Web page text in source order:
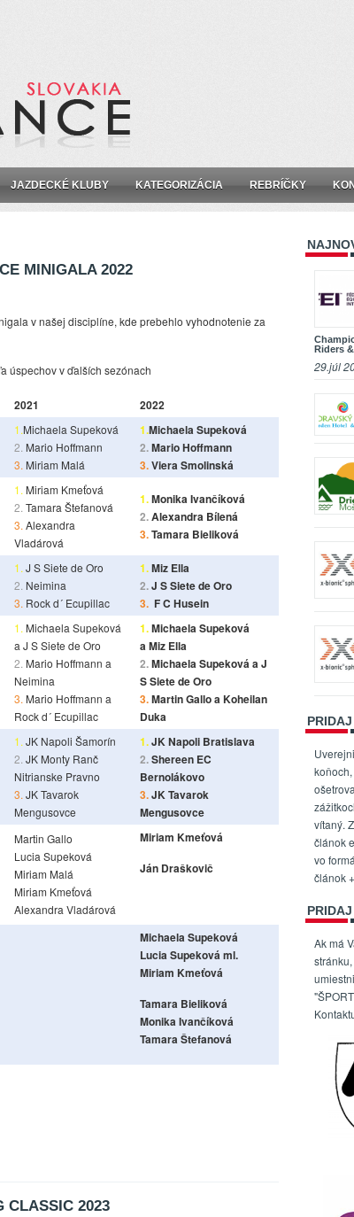
JAZDECKÉ KLUBY KATEGORIZÁCIA REBRÍČKY
MINIGALA 2022
v našej disciplíne, kde prebehlo vyhodnotenie za
úspechov v ďalších sezónach
2021 2022
1.Michaela Supeková
2. Mario Hoffmann
3. Miriam Malá
1.Michaela Supeková
2.Mario Hoffmann
3.Viera Smolinská
1. Miriam Kmeťová
2. Tamara Štefanová
3. Alexandra
Vladárová
1.Monika Ivančíková
2.Alexandra Bílená
3.Tamara Bieliková
1. J S Siete de Oro
2. Neimina
3. Rock d´ Ecupillac
1.Miz Ella
2.J S Siete de Oro
3. F C Husein
1. Michaela Supeková
a J S Siete de Oro
2. Mario Hoffmann a
Neimina
3. Mario Hoffmann a
Rock d´ Ecupillac
1.Michaela Supeková
a Miz Ella
2.Michaela Supeková a J
S Siete de Oro
3.Martin Gallo a Koheilan
Duka
1. JK Napoli Šamorín
2. JK Monty Ranč
Nitrianske Pravno
3. JK Tavarok
Mengusovce
1.JK Napoli Bratislava
2.Shereen EC
Bernolákovo
3.JK Tavarok
Mengusovce
Martin Gallo
Lucia Supeková
Miriam Malá
Miriam Kmeťová
Alexandra Vladárová
Miriam Kmeťová
Ján Draškovič
Michaela Supeková
Lucia Supeková ml.
Miriam Kmeťová
Tamara Bieliková
Monika Ivančíková
Tamara Štefanová
CLASSIC 2023
Riders
29.júl
vítaný.
článok
vo
článok
Ak má